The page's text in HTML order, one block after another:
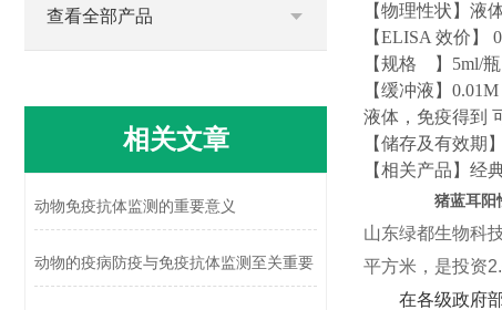
【物理性状】液
【ELISA 效价】
【规格 】 5ml/瓶
【缓冲液】
液体， 免疫得到
【储存及有效期
【相关产品 】 经
猪蓝耳阳
山东绿都生物科
平方米，是投资
在各级政府部
查看全部产品
相关文章
动物免疫抗体监测的重要意义
动物的疫病防疫与免疫抗体监测至关重要